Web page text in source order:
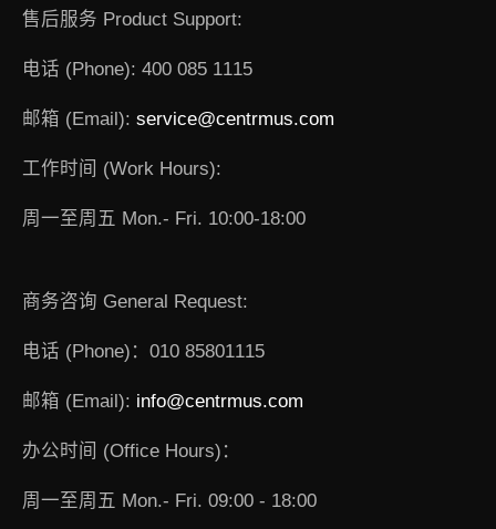
售后服务 Product Support:
电话 (Phone): 400 085 1115
邮箱 (Email): service@centrmus.com
工作时间 (Work Hours):
周一至周五 Mon.- Fri. 10:00-18:00
商务咨询 General Request:
电话 (Phone)：010 85801115
邮箱 (Email): info@centrmus.com
办公时间 (Office Hours)：
周一至周五 Mon.- Fri. 09:00 - 18:00